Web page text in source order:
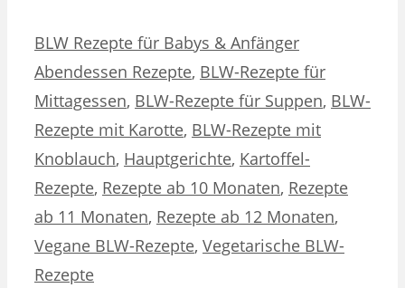
Kategorien
BLW Rezepte für Babys & AnfängerSchlagwörter
Abendessen Rezepte, BLW-Rezepte für
Mittagessen, BLW-Rezepte für Suppen, BLW-
Rezepte mit Karotte, BLW-Rezepte mit
Knoblauch, Hauptgerichte, Kartoffel-
Rezepte, Rezepte ab 10 Monaten, Rezepte
ab 11 Monaten, Rezepte ab 12 Monaten,
Vegane BLW-Rezepte, Vegetarische BLW-
Rezepte